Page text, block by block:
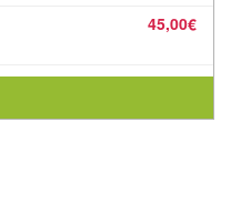
45,00€